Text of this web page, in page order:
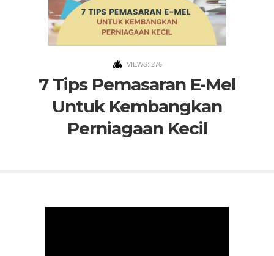
VIEWS: 276
7 Tips Pemasaran E-Mel
Untuk Kembangkan
Perniagaan Kecil